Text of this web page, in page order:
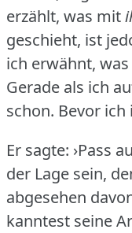
erzählt, was mit
geschieht, ist
ich erwähnt,
Gerade als ich
schon. Bevor ich
Er sagte: ›Pass
der Lage sein,
abgesehen
kanntest seine